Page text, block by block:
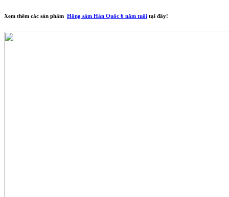
Xem thêm các sản phẩm Hồng sâm Hàn Quốc 6 năm tuổi tại đây!